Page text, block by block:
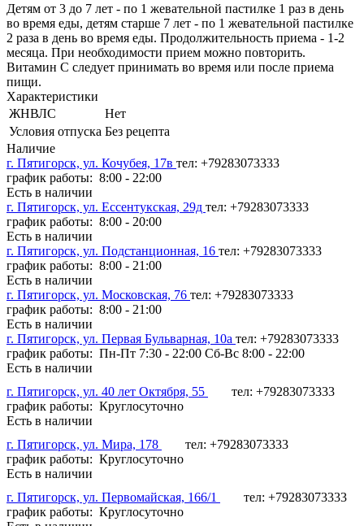
Детям от 3 до 7 лет - по 1 жевательной пастилке 1 раз в день
во время еды, детям старше 7 лет - по 1 жевательной пастилке
2 раза в день во время еды. Продолжительность приема - 1-2
месяца. При необходимости прием можно повторить.
Витамин С следует принимать во время или после приема
пищи.
Характеристики
ЖНВЛС
Нет
Условия отпуска Без рецепта
Наличие
г. Пятигорск, ул. Кочубея, 17в тел: +79283073333
график работы: 8:00 - 22:00
Есть в наличии
г. Пятигорск, ул. Ессентукская, 29д тел: +79283073333
график работы: 8:00 - 20:00
Есть в наличии
г. Пятигорск, ул. Подстанционная, 16 тел: +79283073333
график работы: 8:00 - 21:00
Есть в наличии
г. Пятигорск, ул. Московская, 76 тел: +79283073333
график работы: 8:00 - 21:00
Есть в наличии
г. Пятигорск, ул. Первая Бульварная, 10а тел: +79283073333
график работы: Пн-Пт 7:30 - 22:00 Сб-Вс 8:00 - 22:00
Есть в наличии
г. Пятигорск, ул. 40 лет Октября, 55
тел: +79283073333
график работы: Круглосуточно
Есть в наличии
г. Пятигорск, ул. Мира, 178
тел: +79283073333
график работы: Круглосуточно
Есть в наличии
г. Пятигорск, ул. Первомайская, 166/1
тел: +79283073333
график работы: Круглосуточно